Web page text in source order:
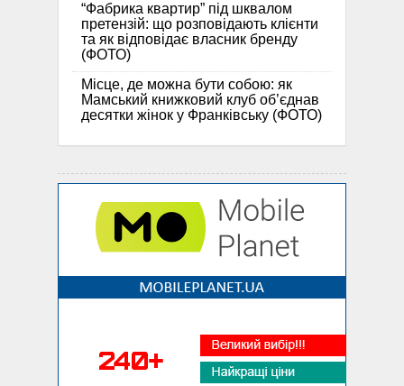
“Фабрика квартир” під шквалом
претензій: що розповідають клієнти
та як відповідає власник бренду
(ФОТО)
Місце, де можна бути собою: як
Мамський книжковий клуб об’єднав
десятки жінок у Франківську (ФОТО)